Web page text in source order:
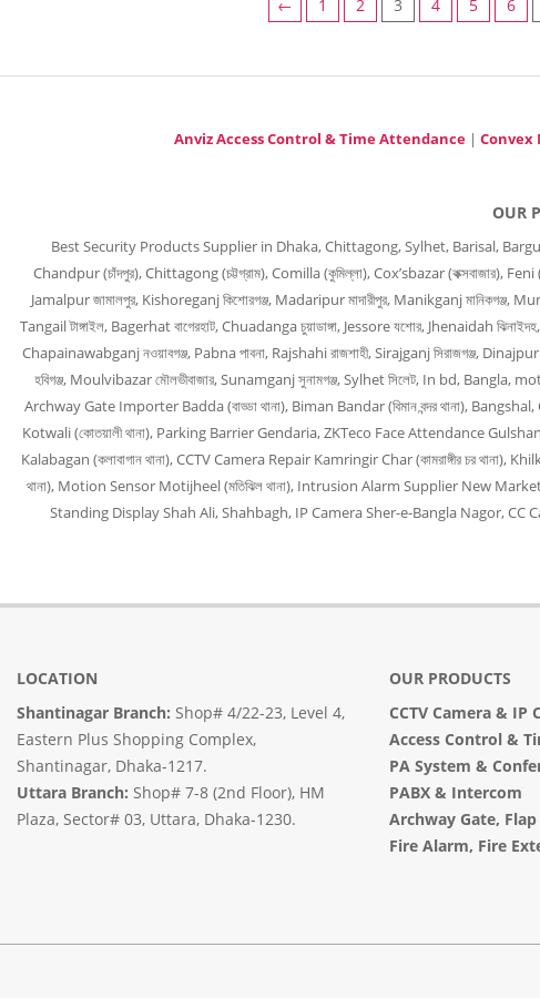
← 1 2 3 4 5 6
Anviz Access Control & Time Attendance| Convex
OUR
Best Security Products Supplier in Dhaka, Chittagong, Sylhet, Barisal, Barguna
Chandpur (চাঁদপুর), Chittagong (চট্টগ্রাম), Comilla (কুমিল্লা), Cox’sbazar (কক্সবাজার),
Jamalpur জামালপুর, Kishoreganj কিশোরগঞ্জ, Madaripur মাদারীপুর, Manikganj মানিকগঞ্জ,
Tangail টাঙ্গাইল, Bagerhat বাগেরহাট, Chuadanga চুয়াডাঙ্গা, Jessore যশোর, Jhenaidah
Chapainawabganj নওয়াবগঞ্জ, Pabna পাবনা, Rajshahi রাজশাহী, Sirajganj সিরাজগঞ্জ,
হবিগঞ্জ, Moulvibazar মৌলভীবাজার, Sunamganj সুনামগঞ্জ, Sylhet সিলেট, In bd,
Archway Gate Importer Badda (বাড্ডা থানা), Biman Bandar (বিমান বন্দর থানা),
Kotwali (কোতয়ালী থানা), Parking Barrier Gendaria, ZKTeco Face Attendance
Kalabagan (কলাবাগান থানা), CCTV Camera Repair Kamringir Char (কামরাঙ্গীর চর
থানা), Motion Sensor Motijheel (মতিঝিল থানা), Intrusion Alarm Supplier New
Standing Display Shah Ali, Shahbagh, IP Camera Sher-e-Bangla Nagor, CC
LOCATION
Shantinagar Branch: Shop# 4/22-23, Level 4,
Eastern Plus Shopping Complex,
Shantinagar, Dhaka-1217.
Uttara Branch: Shop# 7-8 (2nd Floor), HM
Plaza, Sector# 03, Uttara, Dhaka-1230.
OUR PRODUCTS
CCTV Camera & IP
Access Control &
PA System &
PABX & Intercom
Archway Gate,
Fire Alarm, Fire